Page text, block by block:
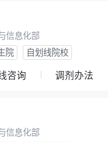
信息化部
院 自划线院校
咨询 调剂办法
信息化部